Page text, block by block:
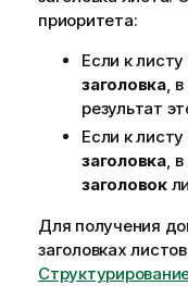
приоритета:
Если к
заголовка,
результат
Если к
заголовка,
заголовок
Для получения
заголовках